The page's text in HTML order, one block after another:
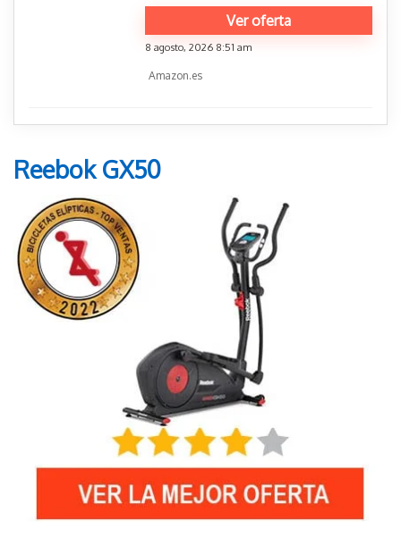
Ver oferta
8 agosto, 2026 8:51 am
Amazon.es
Reebok GX50